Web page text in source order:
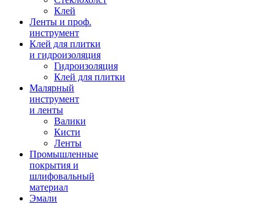
Клей
Ленты и проф.
инструмент
Клей для плитки
и гидроизоляция
Гидроизоляция
Клей для плитки
Малярный
инструмент
и ленты
Валики
Кисти
Ленты
Промышленные
покрытия и
шлифовальный
материал
Эмали